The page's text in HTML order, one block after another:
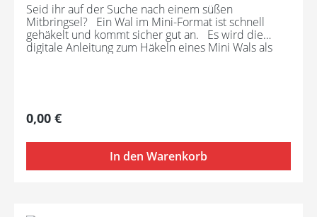
Seid ihr auf der Suche nach einem süßen
Mitbringsel? Ein Wal im Mini-Format ist schnell
gehäkelt und kommt sicher gut an. Es wird die
digitale Anleitung zum Häkeln eines Mini Wals als
Weiß) • Passende Häkelnadel • Schere • Sticknadel •
1 Paar Sicherheitsaugen oder Stickgarn für die
Regulärer Preis:
0,00 €
In den Warenkorb